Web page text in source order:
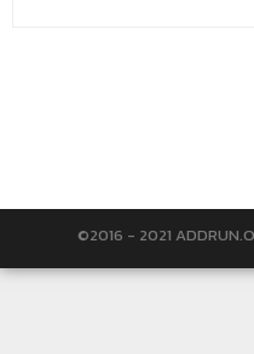
©2016 - 2021